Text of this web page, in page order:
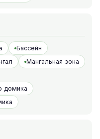
Бассейн
Мангальная зона
домика